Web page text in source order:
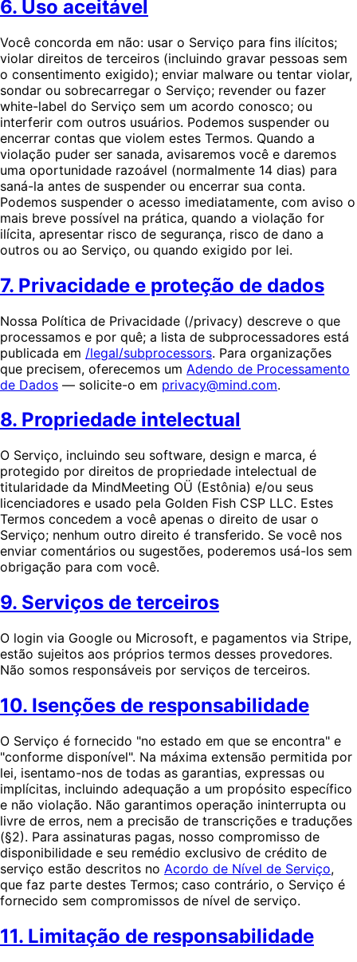
6. Uso aceitável
Você concorda em não: usar o Serviço para fins ilícitos;
violar direitos de terceiros (incluindo gravar pessoas sem
o consentimento exigido); enviar malware ou tentar violar,
sondar ou sobrecarregar o Serviço; revender ou fazer
white-label do Serviço sem um acordo conosco; ou
interferir com outros usuários. Podemos suspender ou
encerrar contas que violem estes Termos. Quando a
violação puder ser sanada, avisaremos você e daremos
uma oportunidade razoável (normalmente 14 dias) para
saná-la antes de suspender ou encerrar sua conta.
Podemos suspender o acesso imediatamente, com aviso o
mais breve possível na prática, quando a violação for
ilícita, apresentar risco de segurança, risco de dano a
outros ou ao Serviço, ou quando exigido por lei.
7. Privacidade e proteção de dados
Nossa Política de Privacidade (/privacy) descreve o que
processamos e por quê; a lista de subprocessadores está
publicada em /legal/subprocessors. Para organizações
que precisem, oferecemos um Adendo de Processamento
de Dados — solicite-o em privacy@mind.com.
8. Propriedade intelectual
O Serviço, incluindo seu software, design e marca, é
protegido por direitos de propriedade intelectual de
titularidade da MindMeeting OÜ (Estônia) e/ou seus
licenciadores e usado pela Golden Fish CSP LLC. Estes
Termos concedem a você apenas o direito de usar o
Serviço; nenhum outro direito é transferido. Se você nos
enviar comentários ou sugestões, poderemos usá-los sem
obrigação para com você.
9. Serviços de terceiros
O login via Google ou Microsoft, e pagamentos via Stripe,
estão sujeitos aos próprios termos desses provedores.
Não somos responsáveis por serviços de terceiros.
10. Isenções de responsabilidade
O Serviço é fornecido "no estado em que se encontra" e
"conforme disponível". Na máxima extensão permitida por
lei, isentamo-nos de todas as garantias, expressas ou
implícitas, incluindo adequação a um propósito específico
e não violação. Não garantimos operação ininterrupta ou
livre de erros, nem a precisão de transcrições e traduções
(§2). Para assinaturas pagas, nosso compromisso de
disponibilidade e seu remédio exclusivo de crédito de
serviço estão descritos no Acordo de Nível de Serviço,
que faz parte destes Termos; caso contrário, o Serviço é
fornecido sem compromissos de nível de serviço.
11. Limitação de responsabilidade